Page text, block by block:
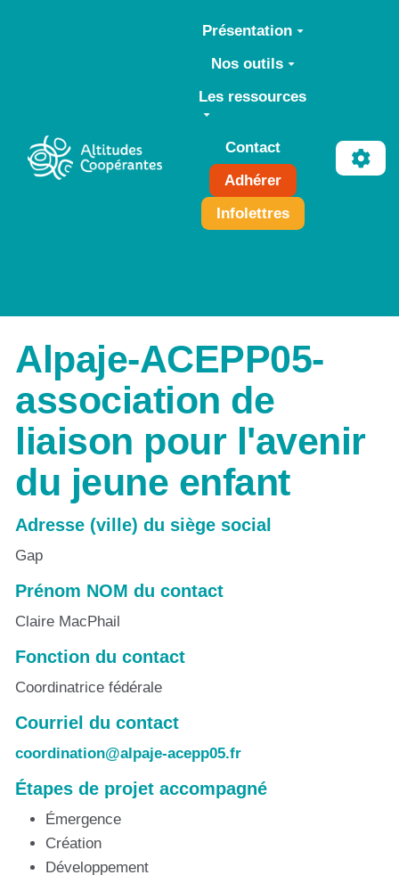
Aller au contenu principal
Présentation
Nos outils
Les ressources
Contact
Adhérer
Infolettres
Alpaje-ACEPP05-
association de
liaison pour l'avenir
du jeune enfant
Adresse (ville) du siège social
Gap
Prénom NOM du contact
Claire MacPhail
Fonction du contact
Coordinatrice fédérale
Courriel du contact
coordination@alpaje-acepp05.fr
Étapes de projet accompagné
Émergence
Création
Développement